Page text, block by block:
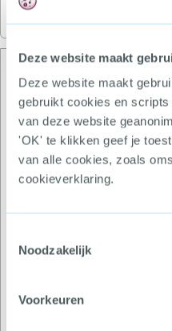
Deze website maakt
Deze website maakt
gebruikt cookies en
van deze website
'OK' te klikken geef je
van alle cookies, zoals
cookieverklaring.
Noodzakelijk
Voorkeuren
blijven om te identificeren.
De datum en tijd van het
automatisch worden
ook na overgang van
andersom. Opsporing valt
datum en tijd van de
Bij een storing van het
worden gemeld op de